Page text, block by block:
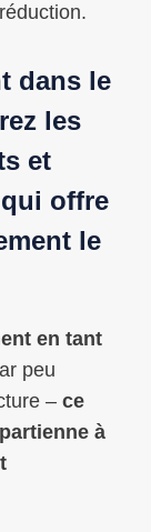
dans le
les
et
offre
le
en tant
peu
– ce
à